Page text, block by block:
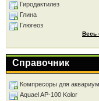
Гиродактилез
Глина
Глюгеоз
Весь
Справочник
Компресоры для
Aquael AP-100 Kolor